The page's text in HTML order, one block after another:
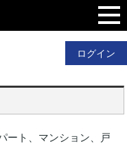
ログイン
ート、マンション、戸